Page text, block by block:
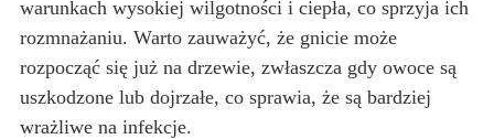
warunkach wysokiej wilgotności i ciepła, co sprzyja ich
rozmnażaniu. Warto zauważyć, że gnicie może
rozpocząć się już na drzewie, zwłaszcza gdy owoce są
uszkodzone lub dojrzałe, co sprawia, że są bardziej
wrażliwe na infekcje.